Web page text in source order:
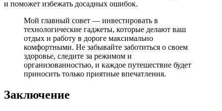
и поможет избежать досадных ошибок.
Мой главный совет — инвестировать в
технологические гаджеты, которые делают ваш
отдых и работу в дороге максимально
комфортными. Не забывайте заботиться о своем
здоровье, следите за режимом и
организованностью, и каждое путешествие будет
приносить только приятные впечатления.
Заключение